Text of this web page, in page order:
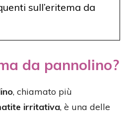
sull’eritema da
da pannolino?
, chiamato più
irritativa, è una delle